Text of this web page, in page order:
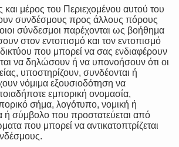
και μέρος του Περιεχομένου αυτού του
συνδέσμους προς άλλους πόρους
σύνδεσμοι παρέχονται ως βοήθημα
στον εντοπισμό και τον εντοπισμό
που μπορεί να σας ενδιαφέρουν
να δηλώσουν ή να υπονοήσουν ότι οι
υποστηρίζουν, συνδέονται ή
νόμιμα εξουσιοδότηση να
εμπορική ονομασία,
σήμα, λογότυπο, νομική ή
ή σύμβολο που προστατεύεται από
που μπορεί να αντικατοπτρίζεται